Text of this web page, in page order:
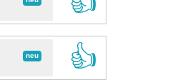
neu
👍